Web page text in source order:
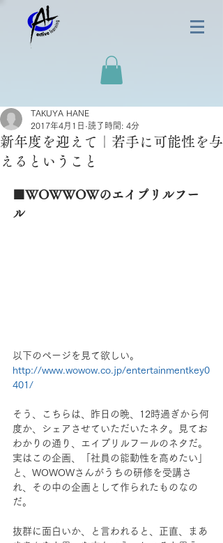
新年度を迎えて｜若手に可能性を与
えるということ
TAKUYA HANE
2017年4月1日 読了時間: 4分
■WOWWOWのエイプリルフー
ル
以下のページを見て欲しい。
http://www.wowow.co.jp/entertainmentkey0
401/
そう、こちらは、昨日の晩、12時過ぎから何
度か、シェアさせていただいたネタ。見てお
わかりの通り、エイプリルフールのネタだ。
実はこの企画、「社員の能動性を高めたい」
と、WOWOWさんがうちの研修を受講さ
れ、その中の企画として作られたものなの
だ。
抜群に面白いか、と言われると、正直、まあ